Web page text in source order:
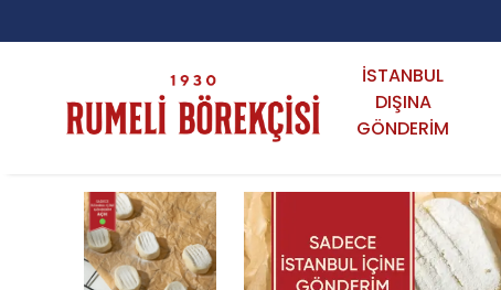
İSTANBUL
DIŞINA
GÖNDERİM